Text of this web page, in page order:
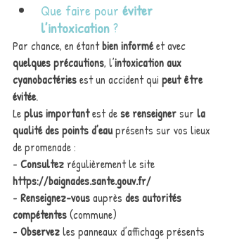
Que faire pour éviter
l’intoxication ?
Par chance, en étant bien informé et avec
quelques précautions, l’intoxication aux
cyanobactéries est un accident qui peut être
évitée.
Le plus important est de se renseigner sur la
qualité des points d’eau présents sur vos lieux
de promenade :
- Consultez régulièrement le site
https://baignades.sante.gouv.fr/
- Renseignez-vous auprès des autorités
compétentes (commune)
- Observez les panneaux d’affichage présents